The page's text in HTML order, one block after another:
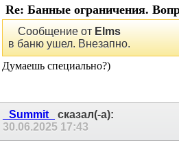
Re: Банные ограничения.
Сообщение от Elms
в баню ушел. Внезапно.
Думаешь специально?)
_Summit_
сказал(-а):
30.06.2025 17:43